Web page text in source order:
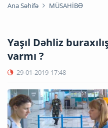
Ana Səhifə MÜSAHİBƏ
Yaşıl Dəhliz
varmı ?
29-01-2019 17:48